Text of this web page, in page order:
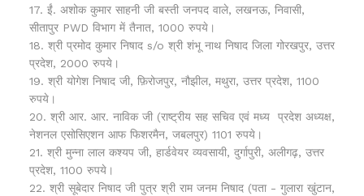
17. ईं. अशोक कुमार साहनी जी बस्ती जनपद वाले, लखनऊ, निवासी,
सीतापुर PWD विभाग में तैनात, 1000 रुपये।
18. श्री प्रमोद कुमार निषाद s/o श्री शंभू नाथ निषाद जिला गोरखपुर, उत्तर
प्रदेश, 2000 रुपये।
19. श्री योगेश निषाद जी, फ़िरोजपुर, नौझील, मथुरा, उत्तर प्रदेश, 1100
रुपये।
20. श्री आर. आर. नाविक जी (राष्ट्रीय सह सचिव एवं मध्य प्रदेश अध्यक्ष,
नेशनल एसोसिएशन आफ फिशरमैन, जबलपुर) 1101 रुपये।
21. श्री मुन्ना लाल कश्यप जी, हार्डवेयर व्यवसायी, दुर्गापुरी, अलीगढ़, उत्तर
प्रदेश, 1100 रुपये।
22. श्री सूबेदार निषाद जी पुत्र श्री राम जनम निषाद (पता - गुलारा खुंटान,